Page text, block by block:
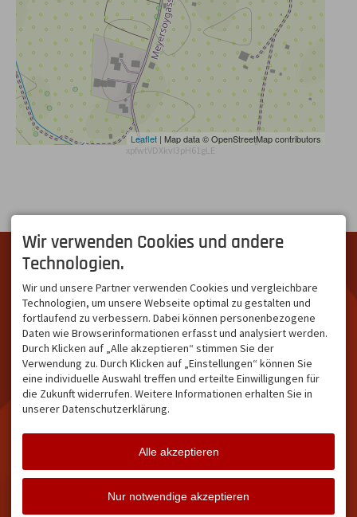
Leaflet | Map data © OpenStreetMap contributors
xpfwtVDXkvI3pH61gLE
DIE SCHÖNSTE SEITE IM
ALLGÄU
Südallgäu ist der südliche
Teil des Oberallgäus. Es
verbindet die Tourismus-
Destinationen Oberstdorf,
Bad Hindelang und
Kleinwalsertal und beliebte
Urlaubsziele wie die
Hörnerdörfer, Alpsee-
Grünten, Oberstaufen oder
Wertach im Allgäu.
ÜBER UNS
das Team von Traminoaus
Oberstdorf.
Unser Ziel ist ein attraktives
touristisches Portal,
welches für Gäste und
Leistungsträger im
südlichen Oberallgäu eine
starke Plattform bietet.
NETZWERK & REICHWEITE
ca. 36.700 Abos bei
Facebook
Instagram
Wir verwenden Cookies und andere
Technologien.
Wir und unsere Partner verwenden Cookies und vergleichbare
Technologien, um unsere Webseite optimal zu gestalten und
fortlaufend zu verbessern. Dabei können personenbezogene
Daten wie Browserinformationen erfasst und analysiert werden.
Durch Klicken auf „Alle akzeptieren“ stimmen Sie der
Verwendung zu. Durch Klicken auf „Einstellungen“ können Sie
eine individuelle Auswahl treffen und erteilte Einwilligungen für
die Zukunft widerrufen. Weitere Informationen erhalten Sie in
unserer Datenschutzerklärung.
Alle akzeptieren
Nur notwendige akzeptieren